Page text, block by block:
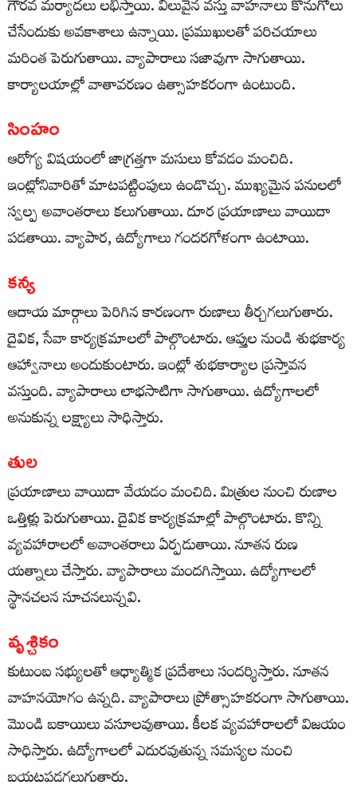
గౌరవ మర్యాదలు లభిస్తాయి. విలువైన వస్తు వాహనాలు కొనుగోలు
చేసేందుకు అవకాశాలు ఉన్నాయి. ప్రముఖులతో పరిచయాలు
మరింత పెరుగుతాయి. వ్యాపారాలు సజావుగా సాగుతాయి.
కార్యాలయాల్లో వాతావరణం ఉత్సాహకరంగా ఉంటుంది.
సింహం
ఆరోగ్య విషయంలో జాగ్రత్తగా మసులు కోవడం మంచిది.
ఇంట్లోనివారితో మాటపట్టింపులు ఉండొచ్చు. ముఖ్యమైన పనులలో
స్వల్ప అవాంతరాలు కలుగుతాయి. దూర ప్రయాణాలు వాయిదా
పడతాయి. వ్యాపార, ఉద్యోగాలు గందరగోళంగా ఉంటాయి.
కన్య
ఆదాయ మార్గాలు పెరిగిన కారణంగా రుణాలు తీర్చగలుగుతారు.
దైవిక, సేవా కార్యక్రమాలలో పాల్గొంటారు. ఆప్తుల నుండి శుభకార్య
ఆహ్వానాలు అందుకుంటారు. ఇంట్లో శుభకార్యాల ప్రస్తావన
వస్తుంది. వ్యాపారాలు లాభసాటిగా సాగుతాయి. ఉద్యోగాలలో
అనుకున్న లక్ష్యాలు సాధిస్తారు.
తుల
ప్రయాణాలు వాయిదా వేయడం మంచిది. మిత్రుల నుంచి రుణాల
ఒత్తిళ్లు పెరుగుతాయి. దైవిక కార్యక్రమాల్లో పాల్గొంటారు. కొన్ని
వ్యవహారాలలో అవాంతరాలు ఏర్పడుతాయి. నూతన రుణ
యత్నాలు చేస్తారు. వ్యాపారాలు మందగిస్తాయి. ఉద్యోగాలలో
స్థానచలన సూచనలున్నవి.
వృశ్చికం
కుటుంబ సభ్యులతో ఆధ్యాత్మిక ప్రదేశాలు సందర్శిస్తారు. నూతన
వాహనయోగం ఉన్నది. వ్యాపారాలు ప్రోత్సాహకరంగా సాగుతాయి.
మొండి బకాయిలు వసూలవుతాయి. కీలక వ్యవహారాలలో విజయం
సాధిస్తారు. ఉద్యోగాలలో ఎదురవుతున్న సమస్యల నుంచి
బయటపడగలుగుతారు.